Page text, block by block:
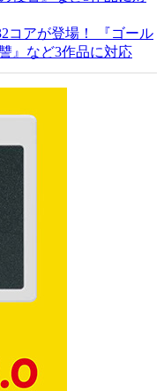
コアが登場！ 『ゴール
』など3作品に対応